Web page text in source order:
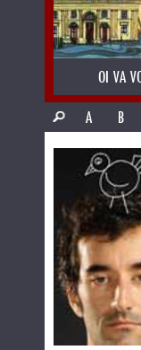
OI VA
A
B